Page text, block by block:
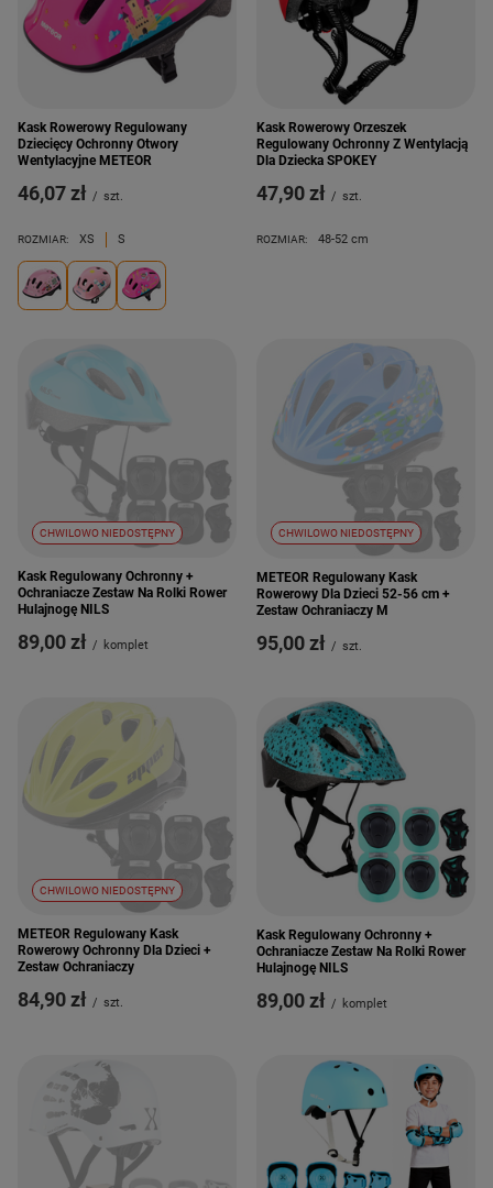
Kask Rowerowy Regulowany
Dziecięcy Ochronny Otwory
Wentylacyjne METEOR
46,07 zł / szt.
ROZMIAR: XS S
Kask Rowerowy Orzeszek
Regulowany Ochronny Z Wentylacją
Dla Dziecka SPOKEY
47,90 zł / szt.
ROZMIAR: 48-52 cm
CHWILOWO NIEDOSTĘPNY
Kask Regulowany Ochronny +
Ochraniacze Zestaw Na Rolki Rower
Hulajnogę NILS
89,00 zł / komplet
CHWILOWO NIEDOSTĘPNY
METEOR Regulowany Kask
Rowerowy Dla Dzieci 52-56 cm +
Zestaw Ochraniaczy M
95,00 zł / szt.
CHWILOWO NIEDOSTĘPNY
METEOR Regulowany Kask
Rowerowy Ochronny Dla Dzieci +
Zestaw Ochraniaczy
84,90 zł / szt.
Kask Regulowany Ochronny +
Ochraniacze Zestaw Na Rolki Rower
Hulajnogę NILS
89,00 zł / komplet